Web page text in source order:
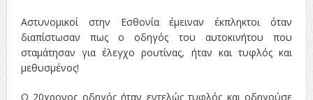
Όψεις και Απόψεις
Αξίζει άραγε?
Αστυνομικοί στην Εσθονία έμειναν έκπληκτοι όταν
διαπίστωσαν πως ο οδηγός του αυτοκινήτου που
σταμάτησαν για έλεγχο ρουτίνας, ήταν και τυφλός και
μεθυσμένος!
Ο 20χρονος οδηγός ήταν εντελώς τυφλός και οδηγούσε